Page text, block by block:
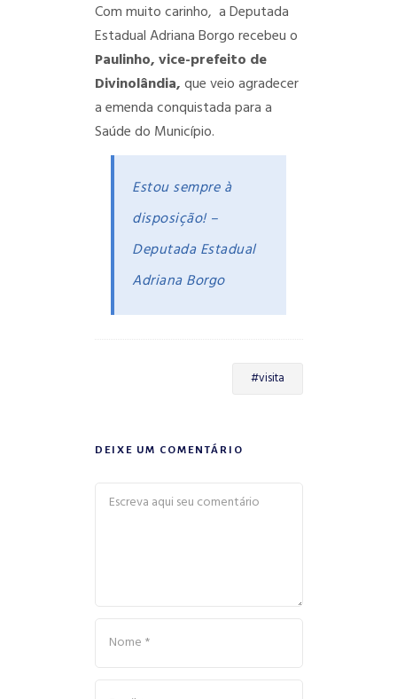
Com muito carinho, a Deputada
Estadual Adriana Borgo recebeu o
Paulinho, vice-prefeito de
Divinolândia,que veio agradecer
a emenda conquistada para a
Saúde do Município.
Estou sempre à
disposição! –
Deputada Estadual
Adriana Borgo
#visita
DEIXE UM COMENTÁRIO